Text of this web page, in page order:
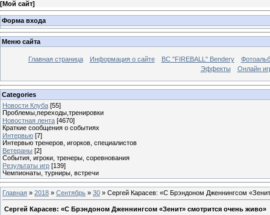
[Мой сайт]
Форма входа
Меню сайта
Главная страница Информация о сайте BC "FIREBALL" Bendery
Эффекты
Онлайн
Categories
Новости Клуба [55]
Проблемы,переходы,тренировки
Новостная лента [4670]
Краткие сообщения о событиях
Интервью [7]
Интервью тренеров, игорков, специалистов
Ветераны [2]
События, игроки, тренеры, соревнования
Результаты игр [139]
Чемпионаты, турниры, встречи
Главная » 2018 » Сентябрь » 30 » Сергей Карасев: «С Брэндоном Дженнингсом
Сергей Карасев: «С Брэндоном Дженнингсом «Зенит» смотрится очень живо»